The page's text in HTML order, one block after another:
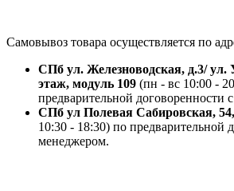
Самовывоз товара осуществляется по
СПб ул. Железноводская, д.3/ ул.
этаж, модуль 109 (пн - вс 10:00 -
предварительной договоренности
СПб ул Полевая Сабировская,
10:30 - 18:30) по предварительной
менеджером.